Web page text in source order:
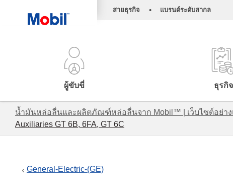
สายธุรกิจ • แบรนด์ระดับสากล
ผู้ขับขี่ ธุรกิจ
น้ำมันหล่อลื่นและผลิตภัณฑ์หล่อลื่นจาก Mobil™ | เว็บไซต์อย่าง
Auxiliaries GT 6B, 6FA, GT 6C
General-Electric-(GE)